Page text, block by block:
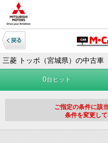
三菱 トッポ（宮城県）の中古車
0台ヒット
ご指定の条件に該
条件を変更して